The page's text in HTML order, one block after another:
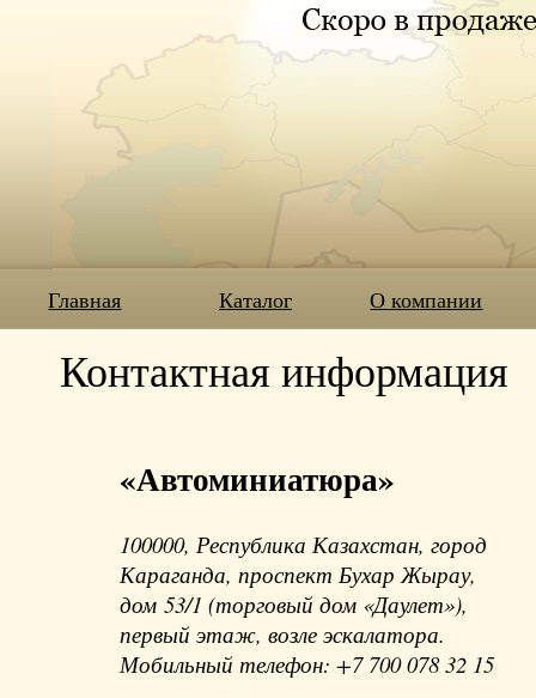
Главная Каталог О компании
Контактная информация
«Автоминиатюра»
100000, Республика Казахстан, город
Караганда, проспект Бухар Жырау,
дом 53/1 (торговый дом «Даулет»),
первый этаж, возле эскалатора.
Мобильный телефон: +7 700 078 32 15